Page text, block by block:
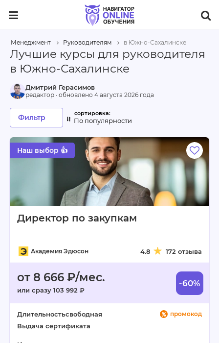
Менеджмент Руководителям в Южно-Сахалинске
Лучшие курсы для руководителя
в Южно-Сахалинске
Директор по закупкам
Академия Эдюсон 4.8 172 отзыва
от 8 666 ₽/мес.
или сразу 103 992 ₽
-60%
промокод
Длительностьсвободная
Выдача сертификата
Наш выбор 👍
Дмитрий Герасимов
редактор · обновлено 4 августа 2026 года
Фильтр По популярности